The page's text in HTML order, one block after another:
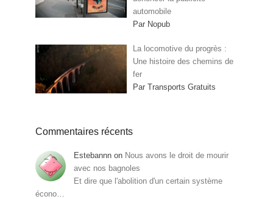
automobile
Par Nopub
La locomotive du progrès :
Une histoire des chemins de
fer
Par Transports Gratuits
Commentaires récents
Estebannn on Nous avons le droit de mourir
avec nos bagnoles
Et dire que l'abolition d'un certain système
écono…